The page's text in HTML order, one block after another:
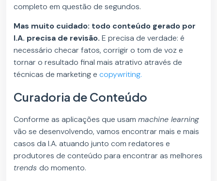
completo em questão de segundos.
Mas muito cuidado: todo conteúdo gerado por
I.A. precisa de revisão.E precisa de verdade: é
necessário checar fatos, corrigir o tom de voz e
tornar o resultado final mais atrativo através de
técnicas de marketing ecopywriting.
Curadoria de Conteúdo
Conforme as aplicações que usammachine learning
vão se desenvolvendo, vamos encontrar mais e mais
casos da I.A. atuando junto com redatores e
produtores de conteúdo para encontrar as melhores
trendsdo momento.